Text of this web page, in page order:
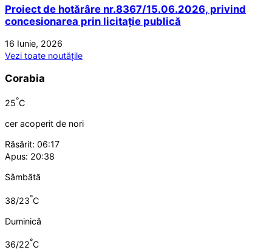
Proiect de hotărâre nr.8367/15.06.2026, privind
concesionarea prin licitație publică
16 Iunie, 2026
Vezi toate noutățile
Corabia
25°C
cer acoperit de nori
Răsărit: 06:17
Apus: 20:38
Sâmbătă
38/23°C
Duminică
36/22°C